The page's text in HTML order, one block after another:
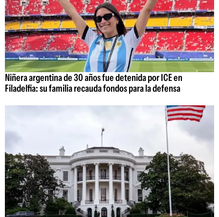
Niñera argentina de 30 años fue detenida por ICE en
Filadelfia: su familia recauda fondos para la defensa